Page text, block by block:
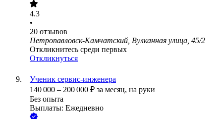
4.3
•
20 отзывов
Петропавловск-Камчатский, Вулканная улица, 45/2
Откликнитесь среди первых
Откликнуться
Ученик сервис-инженера
140 000 – 200 000 ₽ за месяц, на руки
Без опыта
Выплаты: Ежедневно